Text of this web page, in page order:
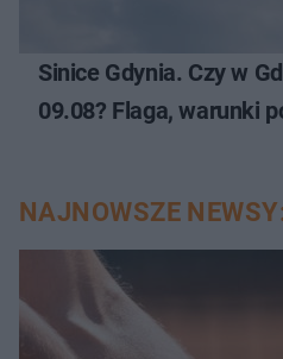
Sinice Gdynia. Czy w
09.08? Flaga, warunki
NAJNOWSZE